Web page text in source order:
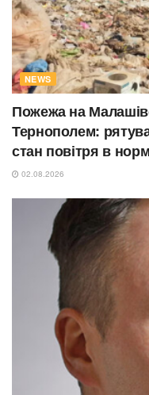
NEWS
Пожежа на
Тернополем:
стан повітря в
02.08.2026